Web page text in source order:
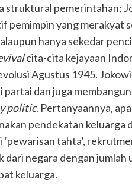
struktural pemerintahan;
pemimpin yang merakyat
hanya sekedar
cita-cita kejayaan
Agustus 1945.
partai dan juga
politic. Pertanyaannya,
pendekatan keluarga
tahta’,
negara dengan jumlah
keluarga.